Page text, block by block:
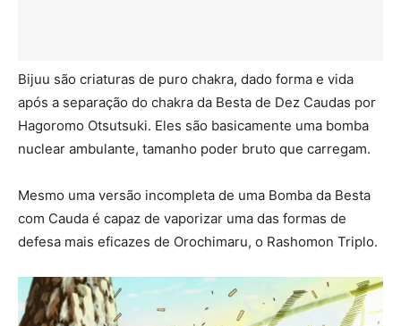
Bijuu são criaturas de puro chakra, dado forma e vida
após a separação do chakra da Besta de Dez Caudas por
Hagoromo Otsutsuki. Eles são basicamente uma bomba
nuclear ambulante, tamanho poder bruto que carregam.
Mesmo uma versão incompleta de uma Bomba da Besta
com Cauda é capaz de vaporizar uma das formas de
defesa mais eficazes de Orochimaru, o Rashomon Triplo.